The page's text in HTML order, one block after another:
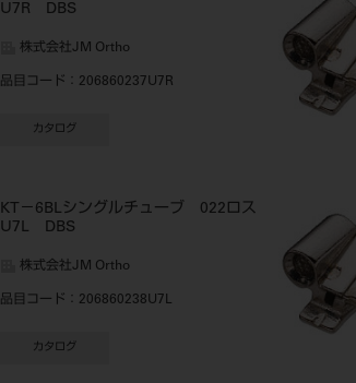
U7R DBS
株式会社JM Ortho
品目コード ：206860237U7R
カタログ
KT－6BLシングルチューブ 022ロス
U7L DBS
株式会社JM Ortho
品目コード ：206860238U7L
カタログ